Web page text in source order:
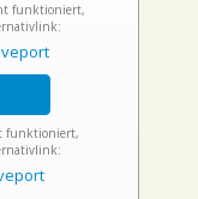
funktioniert,
funktioniert,